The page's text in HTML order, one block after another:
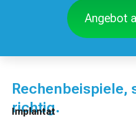
Angebot
Rechenbeispiele,
richtig.
Implantat